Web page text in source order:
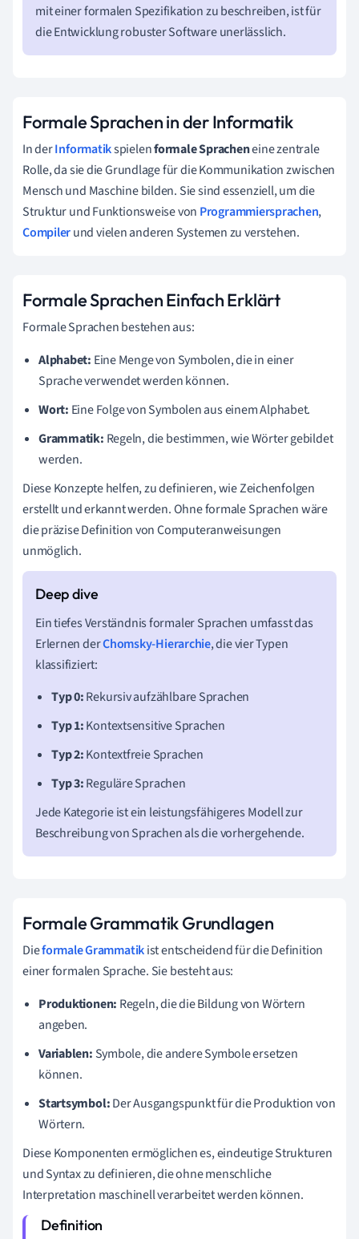
mit einer formalen Spezifikation zu beschreiben, ist für
die Entwicklung robuster Software unerlässlich.
Formale Sprachen in der Informatik
In derInformatikspielenformale Spracheneine zentrale
Rolle, da sie die Grundlage für die Kommunikation zwischen
Mensch und Maschine bilden. Sie sind essenziell, um die
Struktur und Funktionsweise von Programmiersprachen,
Compilerund vielen anderen Systemen zu verstehen.
Formale Sprachen Einfach Erklärt
Formale Sprachen bestehen aus:
Alphabet: Eine Menge von Symbolen, die in einer
Sprache verwendet werden können.
Wort: Eine Folge von Symbolen aus einem Alphabet.
Grammatik: Regeln, die bestimmen, wie Wörter gebildet
werden.
Diese Konzepte helfen, zu definieren, wie Zeichenfolgen
erstellt und erkannt werden. Ohne formale Sprachen wäre
die präzise Definition von Computeranweisungen
unmöglich.
Ein tiefes Verständnis formaler Sprachen umfasst das
Erlernen derChomsky-Hierarchie, die vier Typen
klassifiziert:
Typ 0:Rekursiv aufzählbare Sprachen
Typ 1:Kontextsensitive Sprachen
Typ 2:Kontextfreie Sprachen
Typ 3:Reguläre Sprachen
Jede Kategorie ist ein leistungsfähigeres Modell zur
Beschreibung von Sprachen als die vorhergehende.
Formale Grammatik Grundlagen
Dieformale Grammatikist entscheidend für die Definition
einer formalen Sprache. Sie besteht aus:
Produktionen: Regeln, die die Bildung von Wörtern
angeben.
Variablen: Symbole, die andere Symbole ersetzen
können.
Startsymbol:Der Ausgangspunkt für die Produktion von
Wörtern.
Diese Komponenten ermöglichen es, eindeutige Strukturen
und Syntax zu definieren, die ohne menschliche
Interpretation maschinell verarbeitet werden können.